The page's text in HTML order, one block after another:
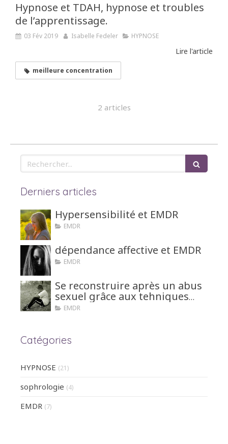
Hypnose et TDAH, hypnose et troubles
de l’apprentissage.
03 Fév 2019 Isabelle Fedeler HYPNOSE
Lire l'article
meilleure concentration
2 articles
Rechercher
Derniers articles
Hypersensibilité et EMDR
EMDR
dépendance affective et EMDR
EMDR
Se reconstruire après un abus
sexuel grâce aux tehniques
d'hypnose ou EMDR
EMDR
Catégories
HYPNOSE (21)
sophrologie (4)
EMDR (7)